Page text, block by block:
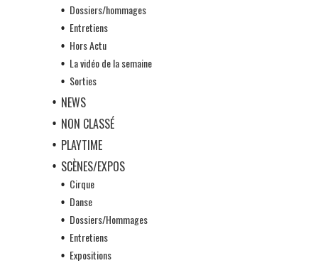
Dossiers/hommages
Entretiens
Hors Actu
La vidéo de la semaine
Sorties
NEWS
NON CLASSÉ
PLAYTIME
SCÈNES/EXPOS
Cirque
Danse
Dossiers/Hommages
Entretiens
Expositions